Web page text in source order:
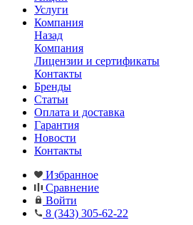
Услуги
Компания
Назад
Компания
Лицензии и сертификаты
Контакты
Бренды
Статьи
Оплата и доставка
Гарантия
Новости
Контакты
Избранное
Сравнение
Войти
8 (343) 305-62-22